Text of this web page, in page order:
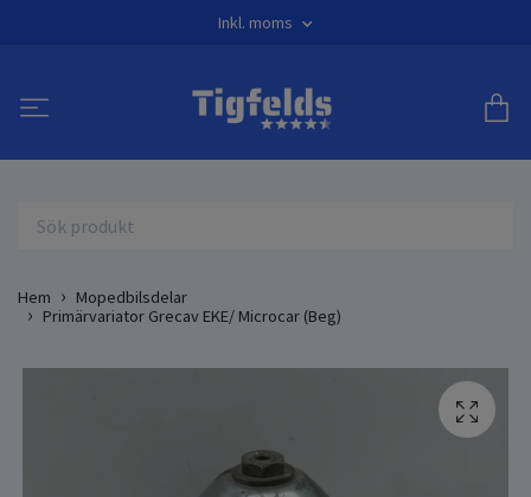
Inkl. moms
Hem
Mopedbilsdelar
Primärvariator Grecav EKE/ Microcar (Beg)